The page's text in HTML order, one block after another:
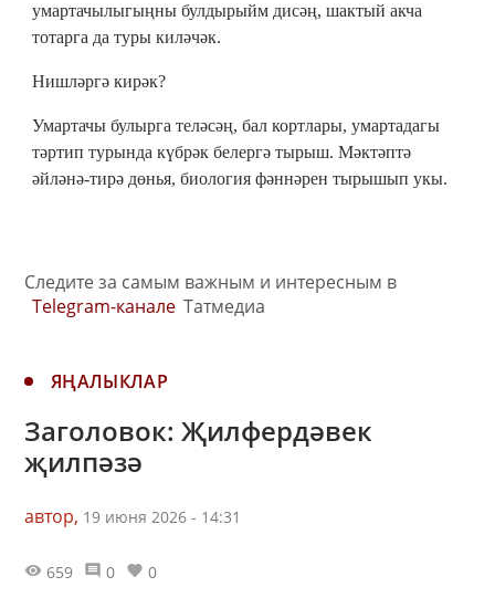
умартачылыгыңны булдырыйм дисәң, шактый акча
тотарга да туры киләчәк.
Нишләргә кирәк?
Умартачы булырга теләсәң, бал кортлары, умартадагы
тәртип турында күбрәк белергә тырыш. Мәктәптә
әйләнә-тирә дөнья, биология фәннәрен тырышып укы.
Следите за самым важным и интересным в
Telegram-канале Татмедиа
ЯҢАЛЫКЛАР
Заголовок: Җилфердәвек
җилпәзә
автор, 19 июня 2026 - 14:31
659 0 0